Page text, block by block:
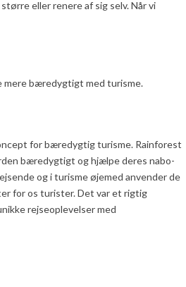
eller renere af sig selv. Når vi
mere bæredygtigt med turisme.
for bæredygtig turisme. Rainforest
bæredygtigt og hjælpe deres nabo-
og i turisme øjemed anvender de
for os turister. Det var et rigtig
rejseoplevelser med